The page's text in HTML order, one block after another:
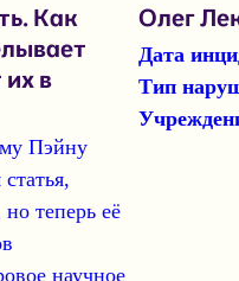
Как
в
Пэйну
теперь её
научное
Олег
Дата
Тип